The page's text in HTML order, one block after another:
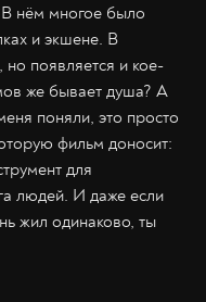
нём многое было
и экшене. В
но появляется и кое-
же бывает душа? А
поняли, это просто
фильм доносит:
для
людей. И даже если
жил одинаково, ты